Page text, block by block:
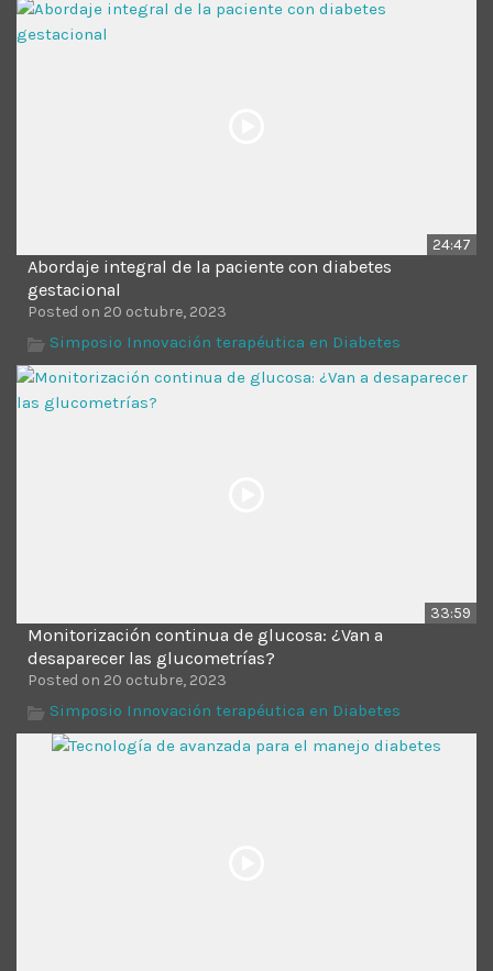
24:47
Abordaje integral de la paciente con diabetes
gestacional
Posted on 20 octubre, 2023
Simposio Innovación terapéutica en Diabetes
33:59
Monitorización continua de glucosa: ¿Van a
desaparecer las glucometrías?
Posted on 20 octubre, 2023
Simposio Innovación terapéutica en Diabetes